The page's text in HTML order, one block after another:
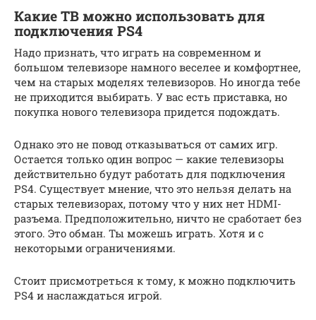
Какие ТВ можно использовать для
подключения PS4
Надо признать, что играть на современном и
большом телевизоре намного веселее и комфортнее,
чем на старых моделях телевизоров. Но иногда тебе
не приходится выбирать. У вас есть приставка, но
покупка нового телевизора придется подождать.
Однако это не повод отказываться от самих игр.
Остается только один вопрос — какие телевизоры
действительно будут работать для подключения
PS4. Существует мнение, что это нельзя делать на
старых телевизорах, потому что у них нет HDMI-
разъема. Предположительно, ничто не сработает без
этого. Это обман. Ты можешь играть. Хотя и с
некоторыми ограничениями.
Стоит присмотреться к тому, к можно подключить
PS4 и наслаждаться игрой.